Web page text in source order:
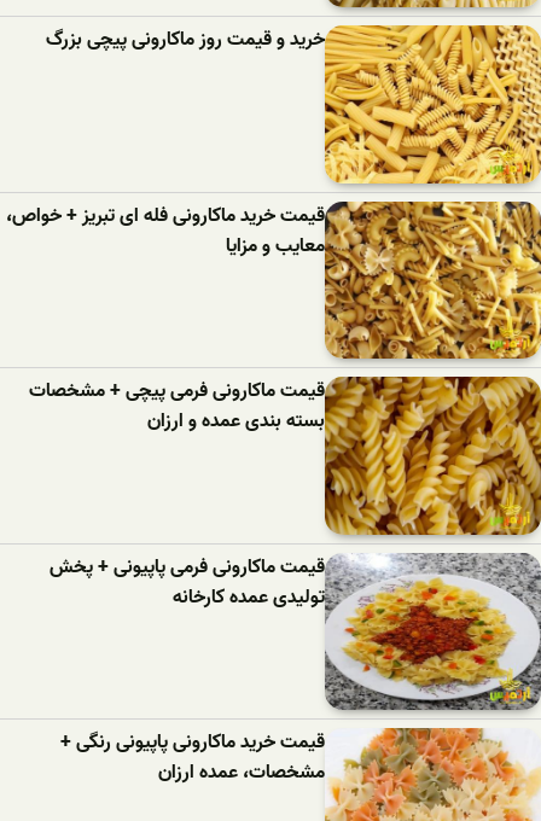
خرید و قیمت روز ماکارونی پیچی بزرگ
قیمت خرید ماکارونی فله ای تبریز + خواص،
معایب و مزایا
قیمت ماکارونی فرمی پیچی + مشخصات
بسته بندی عمده و ارزان
قیمت ماکارونی فرمی پاپیونی + پخش
تولیدی عمده کارخانه
قیمت خرید ماکارونی پاپیونی رنگی +
مشخصات، عمده ارزان